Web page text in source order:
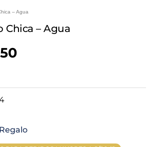
– Agua
Chica – Agua
Current